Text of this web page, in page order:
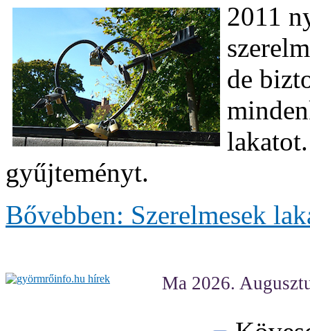
2011
de
gyűjteményt.
Bővebben: Szerelmesek
Ma 2026.